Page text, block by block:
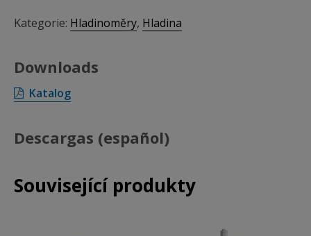
Kategorie: Hladinoměry, Hladina
Downloads
Katalog
Descargas (español)
Související produkty